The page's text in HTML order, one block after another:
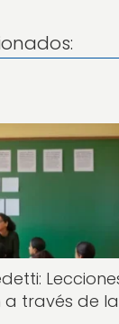
a través de